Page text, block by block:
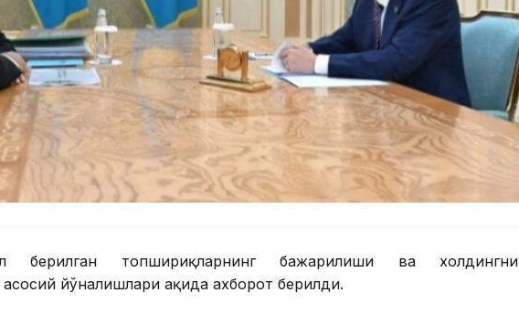
берилган топшириқларнинг бажарилиши ва холдингни
йўналишлари ҳақида ахборот берилди.